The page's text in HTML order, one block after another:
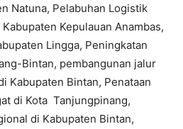
Natuna, Pelabuhan Logistik
Kepulauan Anambas,
Lingga, Peningkatan
Bintan, pembangunan jalur
Kabupaten Bintan, Penataan
di Kota Tanjungpinang,
di Kabupaten Bintan,